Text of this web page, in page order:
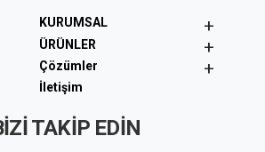
KURUMSAL +
ÜRÜNLER +
Çözümler +
İletişim
TAKİP EDİN